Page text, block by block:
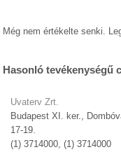
Még nem értékelte senki.
Hasonló tevékenységű
Uvaterv Zrt.
Budapest XI. ker.,
17-19.
(1) 3714000, (1) 3714000